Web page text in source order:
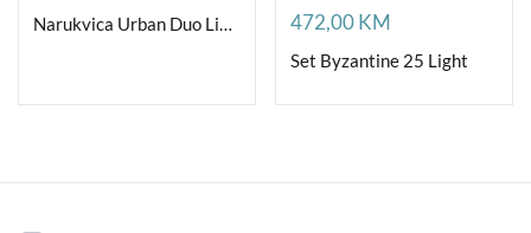
Narukvica Urban Duo Light 472,00KM
Set Byzantine 25 Light